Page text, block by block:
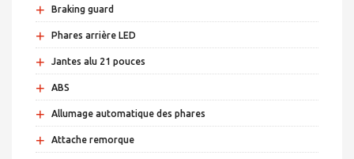
+ Braking guard
+ Phares arrière LED
+ Jantes alu 21 pouces
+ ABS
+ Allumage automatique des phares
+ Attache remorque